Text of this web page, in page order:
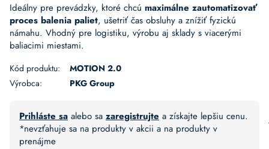
Ideálny pre prevádzky, ktoré chcú maximálne zautomatizovať
proces balenia paliet, ušetriť čas obsluhy a znížiť fyzickú
námahu. Vhodný pre logistiku, výrobu aj sklady s viacerými
baliacimi miestami.
Kód produktu:
MOTION 2.0
Výrobca:
PKG Group
Prihláste sa alebo sa zaregistrujte a získajte lepšiu cenu.
*nevzťahuje sa na produkty v akcii a na produkty v
prenájme